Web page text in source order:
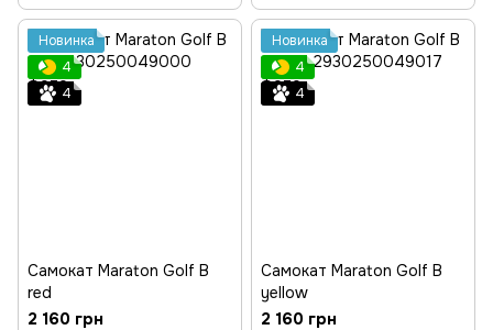
Новинка
4
4
Самокат Maraton Golf B
red
2 160 грн
Новинка
4
4
Самокат Maraton Golf B
yellow
2 160 грн